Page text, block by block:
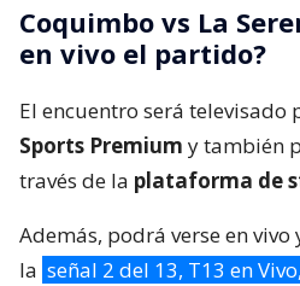
Coquimbo vs La
en vivo el partido?
El encuentro será televisado
Sports Premium y también
través de la plataforma de
Además, podrá verse en
la señal 2 del 13, T13 en